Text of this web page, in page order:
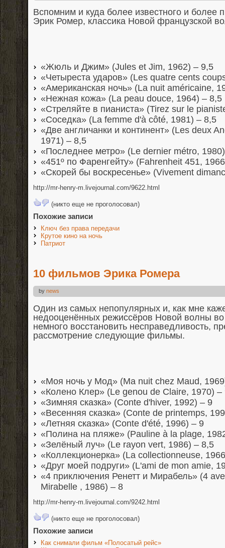
Вспомним и куда более известного и более
Эрик Ромер, классика Новой французской
«Жюль и Джим» (Jules et Jim, 1962) – 9,5
«Четыреста ударов» (Les quatre cents
«Американская ночь» (La nuit américaine,
«Нежная кожа» (La peau douce, 1964) – 8,5
«Стреляйте в пианиста» (Tirez sur le
«Соседка» (La femme d'à côté, 1981) – 8,5
«Две англичанки и континент» (Les deux
1971) – 8,5
«Последнее метро» (Le dernier métro,
«451º по Фаренгейту» (Fahrenheit 451,
«Скорей бы воскресенье» (Vivement
http://mr-henry-m.livejournal.com/9622.html
(никто еще не проголосовал)
Похожие записи
Ключ без права передачи
Крутое кино на ночь
Патриот
10 фильмов Эрика Ромера
by news
Один из самых непопулярных и, как мне
недооценённых режиссёров Новой волны
немного восстановить несправедливость,
рассмотрение следующие фильмы.
«Моя ночь у Мод» (Ma nuit chez Maud,
«Колено Клер» (Le genou de Claire, 1970) –
«Зимняя сказка» (Conte d'hiver, 1992) – 9
«Весенняя сказка» (Conte de printemps,
«Летняя сказка» (Conte d'été, 1996) – 9
«Полина на пляже» (Pauline à la plage,
«Зелёный луч» (Le rayon vert, 1986) – 8,5
«Коллекционерка» (La collectionneuse,
«Друг моей подруги» (L'ami de mon amie,
«4 приключения Ренетт и Мирабель» (4
Mirabelle , 1986) – 8
http://mr-henry-m.livejournal.com/9242.html
(никто еще не проголосовал)
Похожие записи
Как снимали фильм «Полосатый рейс»